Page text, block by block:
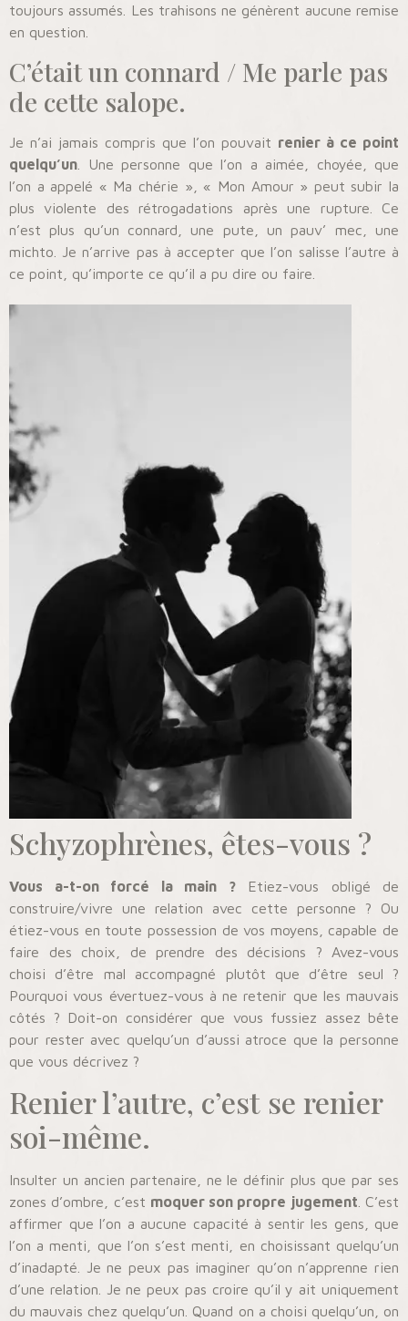
toujours assumés. Les trahisons ne génèrent aucune remise
en question.
C’était un connard / Me parle pas
de cette salope.
Je n’ai jamais compris que l’on pouvait renier à ce point
quelqu’un . Une personne que l’on a aimée, choyée, que
l’on a appelé « Ma chérie », « Mon Amour » peut subir la
plus violente des rétrogadations après une rupture. Ce
n’est plus qu’un connard, une pute, un pauv’ mec, une
michto. Je n’arrive pas à accepter que l’on salisse l’autre à
ce point, qu’importe ce qu’il a pu dire ou faire.
Schyzophrènes, êtes-vous ?
Vous a-t-on forcé la main ?Etiez-vous obligé de
construire/vivre une relation avec cette personne ? Ou
étiez-vous en toute possession de vos moyens, capable de
faire des choix, de prendre des décisions ? Avez-vous
choisi d’être mal accompagné plutôt que d’être seul ?
Pourquoi vous évertuez-vous à ne retenir que les mauvais
côtés ? Doit-on considérer que vous fussiez assez bête
pour rester avec quelqu’un d’aussi atroce que la personne
que vous décrivez ?
Renier l’autre, c’est se renier
soi-même.
Insulter un ancien partenaire, ne le définir plus que par ses
zones d’ombre, c’est moquer son propre jugement . C’est
affirmer que l’on a aucune capacité à sentir les gens, que
l’on a menti, que l’on s’est menti, en choisissant quelqu’un
d’inadapté. Je ne peux pas imaginer qu’on n’apprenne rien
d’une relation. Je ne peux pas croire qu’il y ait uniquement
du mauvais chez quelqu’un. Quand on a choisi quelqu’un, on